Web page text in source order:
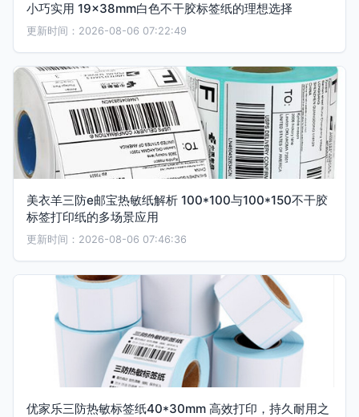
小巧实用 19×38mm白色不干胶标签纸的理想选择
更新时间：2026-08-06 07:22:49
美衣羊三防e邮宝热敏纸解析 100*100与100*150不干胶
标签打印纸的多场景应用
更新时间：2026-08-06 07:46:36
优家乐三防热敏标签纸40*30mm 高效打印，持久耐用之